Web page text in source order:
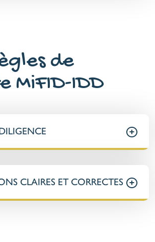
de
MiFID-IDD
CLAIRES ET CORRECTES